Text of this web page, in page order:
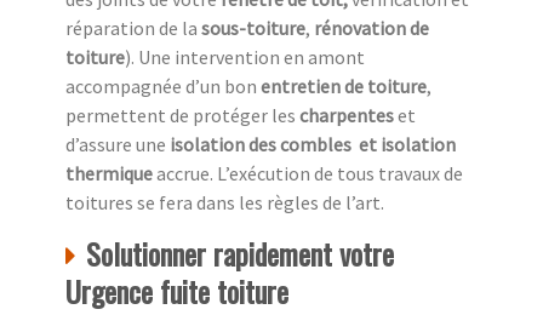
réparation de la sous-toiture, rénovation de
toiture). Une intervention en amont
accompagnée d’un bon entretien de toiture,
permettent de protéger les charpenteset
d’assure une isolation des combles et isolation
thermiqueaccrue. L’exécution de tous travaux de
toitures se fera dans les règles de l’art.
Solutionner rapidement votre
Urgence fuite toiture